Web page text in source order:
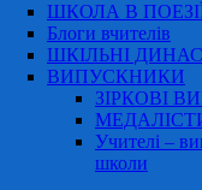
ШКОЛА В
Блоги вчителів
ШКІЛЬНІ
ВИПУСКНИКИ
ЗІРКОВІ
Учителі –
школи